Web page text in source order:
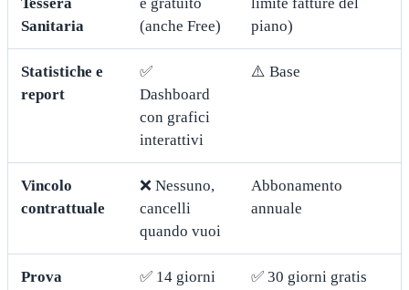
Tessera
Sanitaria
e gratuito
(anche Free)
limite fatture del
piano)
Statistiche e
report
✅
Dashboard
con grafici
interattivi
⚠️ Base
Vincolo
contrattuale
❌ Nessuno,
cancelli
quando vuoi
Abbonamento
annuale
Prova
✅ 14 giorni
✅ 30 giorni gratis